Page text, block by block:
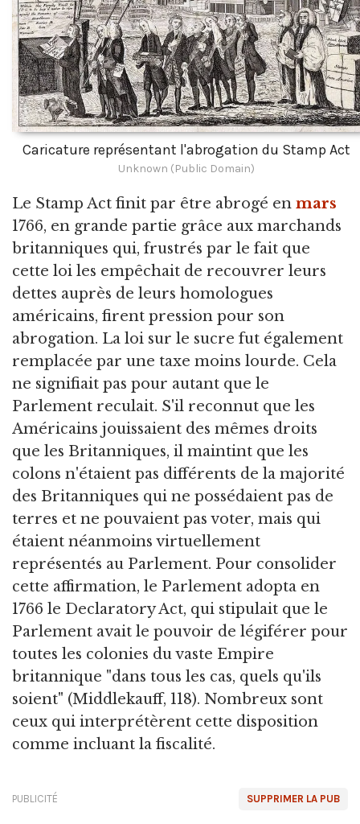
Caricature représentant l'abrogation du Stamp Act
Unknown (Public Domain)
Le Stamp Act finit par être abrogé en mars
1766, en grande partie grâce aux marchands
britanniques qui, frustrés par le fait que
cette loi les empêchait de recouvrer leurs
dettes auprès de leurs homologues
américains, firent pression pour son
abrogation. La loi sur le sucre fut également
remplacée par une taxe moins lourde. Cela
ne signifiait pas pour autant que le
Parlement reculait. S'il reconnut que les
Américains jouissaient des mêmes droits
que les Britanniques, il maintint que les
colons n'étaient pas différents de la majorité
des Britanniques qui ne possédaient pas de
terres et ne pouvaient pas voter, mais qui
étaient néanmoins virtuellement
représentés au Parlement. Pour consolider
cette affirmation, le Parlement adopta en
1766 le Declaratory Act, qui stipulait que le
Parlement avait le pouvoir de légiférer pour
toutes les colonies du vaste Empire
britannique "dans tous les cas, quels qu'ils
soient" (Middlekauff, 118). Nombreux sont
ceux qui interprétèrent cette disposition
comme incluant la fiscalité.
SUPPRIMER LA PUB
PUBLICITÉ